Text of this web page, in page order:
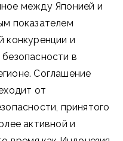
между Японией и
показателем
конкуренции и
в
Соглашение
от
принятого
активной и